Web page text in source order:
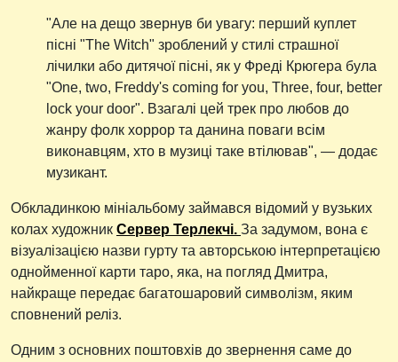
"Але на дещо звернув би увагу: перший куплет
пісні "The Witch" зроблений у стилі страшної
лічилки або дитячої пісні, як у Фреді Крюгера була
"One, two, Freddy's coming for you, Three, four, better
lock your door". Взагалі цей трек про любов до
жанру фолк хоррор та данина поваги всім
виконавцям, хто в музиці таке втілював", — додає
музикант.
Обкладинкою мініальбому займався відомий у вузьких
колах художник Сервер Терлекчі. За задумом, вона є
візуалізацією назви гурту та авторською інтерпретацією
однойменної карти таро, яка, на погляд Дмитра,
найкраще передає багатошаровий символізм, яким
сповнений реліз.
Одним з основних поштовхів до звернення саме до